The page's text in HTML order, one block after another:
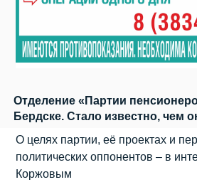
Отделение «Партии
Бердске. Стало известно, чем
О целях партии, её проектах и
политических оппонентов – в
Коржовым